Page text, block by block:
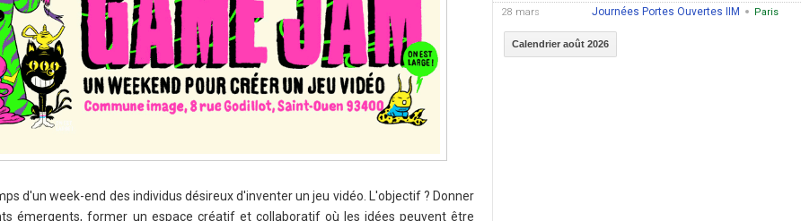
d'un week-end des individus désireux d'inventer un jeu vidéo. L'objectif ? Donner
émergents, former un espace créatif et collaboratif où les idées peuvent être
28 mars
Journées Portes Ouvertes IIM Paris
Calendrier août 2026